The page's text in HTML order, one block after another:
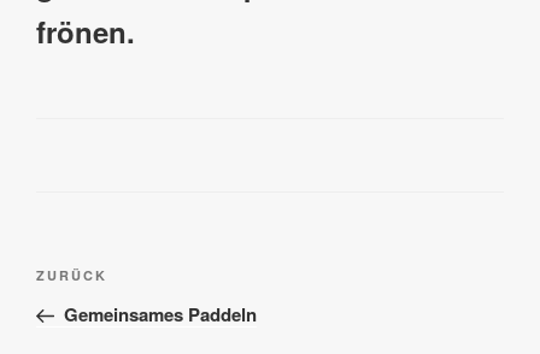
frönen.
Beitragsnavigation
Vorheriger
Beitrag
ZURÜCK
Gemeinsames Paddeln